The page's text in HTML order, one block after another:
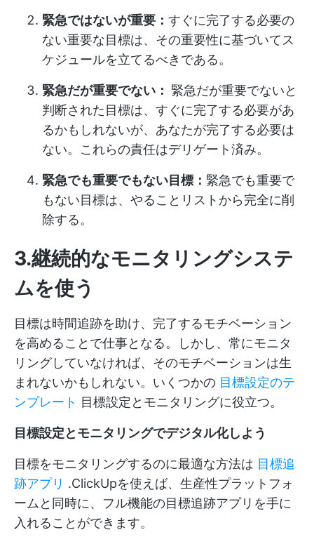
緊急ではないが重要： すぐに完了する必要の
ない重要な目標は、その重要性に基づいてス
ケジュールを立てるべきである。
緊急だが重要でない： 緊急だが重要でないと
判断された目標は、すぐに完了する必要があ
るかもしれないが、あなたが完了する必要は
ない。これらの責任はデリゲート済み。
緊急でも重要でもない目標： 緊急でも重要で
もない目標は、やることリストから完全に削
除する。
3.継続的なモニタリングシステ
ムを使う
目標は時間追跡を助け、完了するモチベーション
を高めることで仕事となる。しかし、常にモニタ
リングしていなければ、そのモチベーションは生
まれないかもしれない。いくつかの 目標設定のテ
ンプレート 目標設定とモニタリングに役立つ。
目標設定とモニタリングでデジタル化しよう
目標をモニタリングするのに最適な方法は 目標追
跡アプリ .ClickUpを使えば、生産性プラットフォ
ームと同時に、フル機能の目標追跡アプリを手に
入れることができます。